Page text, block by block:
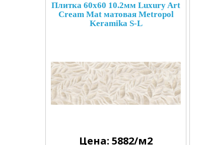
Плитка 60x60 10.2мм Luxury Art
Cream Mat матовая Metropol
Keramika S-L
Цена: 5882/м2